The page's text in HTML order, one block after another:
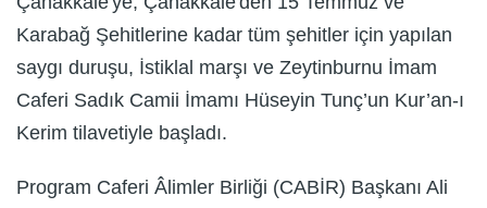
Karabağ Şehitlerine kadar tüm şehitler için yapılan
saygı duruşu, İstiklal marşı ve Zeytinburnu İmam
Caferi Sadık Camii İmamı Hüseyin Tunç’un Kur’an-ı
Kerim tilavetiyle başladı.
Program Caferi Âlimler Birliği (CABİR) Başkanı Ali